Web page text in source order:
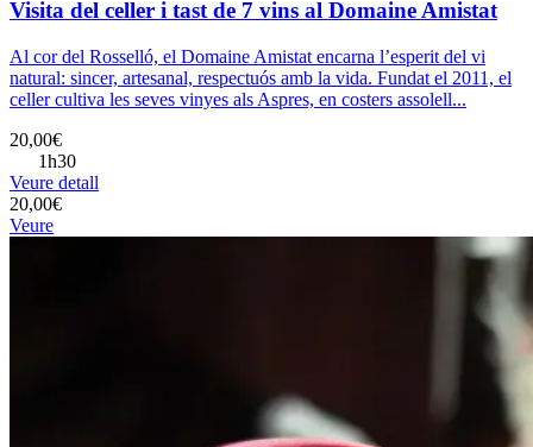
Visita del celler i tast de 7 vins al Domaine Amistat
Al cor del Rosselló, el Domaine Amistat encarna l’esperit del vi
natural: sincer, artesanal, respectuós amb la vida. Fundat el 2011, el
celler cultiva les seves vinyes als Aspres, en costers assolell...
20,00€
1h30
Veure detall
20,00€
Veure